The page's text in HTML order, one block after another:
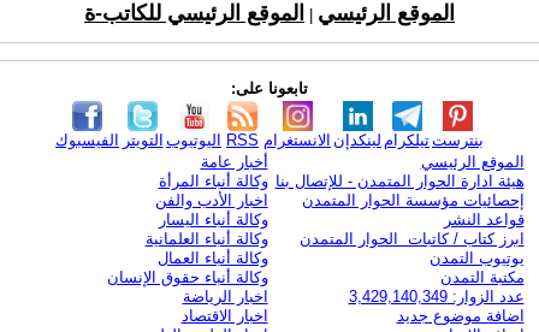
الموقع الرئيسي الموقع الرئيسي للكاتب-ة
تابعونا على:
الفيسبوك التويتر اليوتيوب RSS الانستغرام لينكدإن تيلكرامبنترست
الموقع الرئيسي
هيئة ادارة الحوار المتمدن - للإتصال بنا
إحصائيات مؤسسة الحوار المتمدن
قواعد النشر
ابرز كتاب / كاتبات الحوار المتمدن
يوتيوب التمدن
مكتبة التمدن
عدد الزوار: 3,429,140,349
اضافة موضوع جديد
أخبار عامة
وكالة أنباء المرأة
اخبار الأدب والفن
وكالة أنباء اليسار
وكالة أنباء العلمانية
وكالة أنباء العمال
وكالة أنباء حقوق الإنسان
اخبار الرياضة
اخبار الاقتصاد